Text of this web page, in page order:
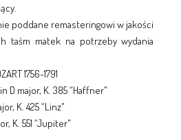
poddane remasteringowi w jakości
taśm matek na potrzeby wydania
1756-1791
D major, K. 385 “Haffner"
K. 425 “Linz"
K. 551 “Jupiter"